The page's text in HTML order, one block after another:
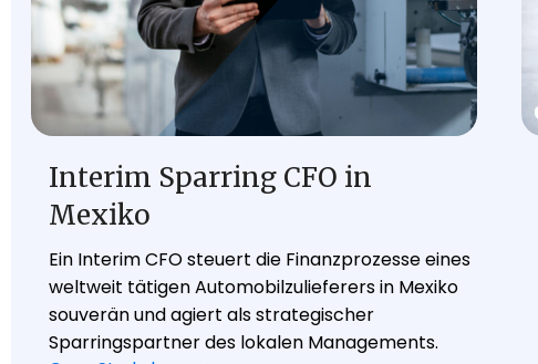
Interim Sparring CFO in
Mexiko
Ein Interim CFO steuert die Finanzprozesse eines
weltweit tätigen Automobilzulieferers in Mexiko
souverän und agiert als strategischer
Sparringspartner des lokalen Managements.